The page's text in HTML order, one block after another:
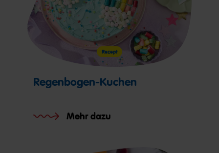
Regenbogen-Kuchen
Mehr dazu
Rezept